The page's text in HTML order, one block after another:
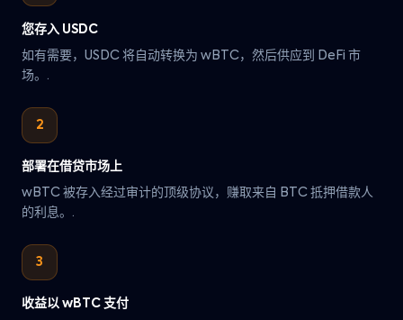
您存入 USDC
如有需要，USDC 将自动转换为 wBTC，然后供应到 DeFi 市
场。.
2
部署在借贷市场上
wBTC 被存入经过审计的顶级协议，赚取来自 BTC 抵押借款人
的利息。.
3
收益以 wBTC 支付